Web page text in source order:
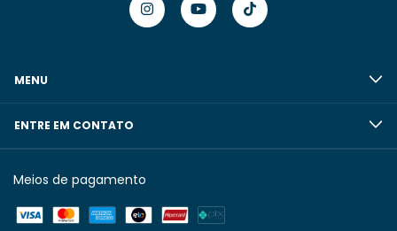
MENU
ENTRE EM CONTATO
Meios de pagamento